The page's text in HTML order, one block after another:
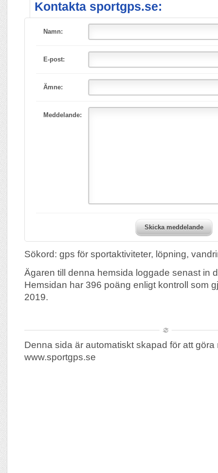
Kontakta sportgps.se:
Namn:
E-post:
Ämne:
Meddelande:
Skicka meddelande
Sökord: gps för sportaktiviteter, löpning,
Ägaren till denna hemsida loggade senast in
Hemsidan har 396 poäng enligt kontroll som
2019.
Denna sida är automatiskt skapad för att göra
www.sportgps.se